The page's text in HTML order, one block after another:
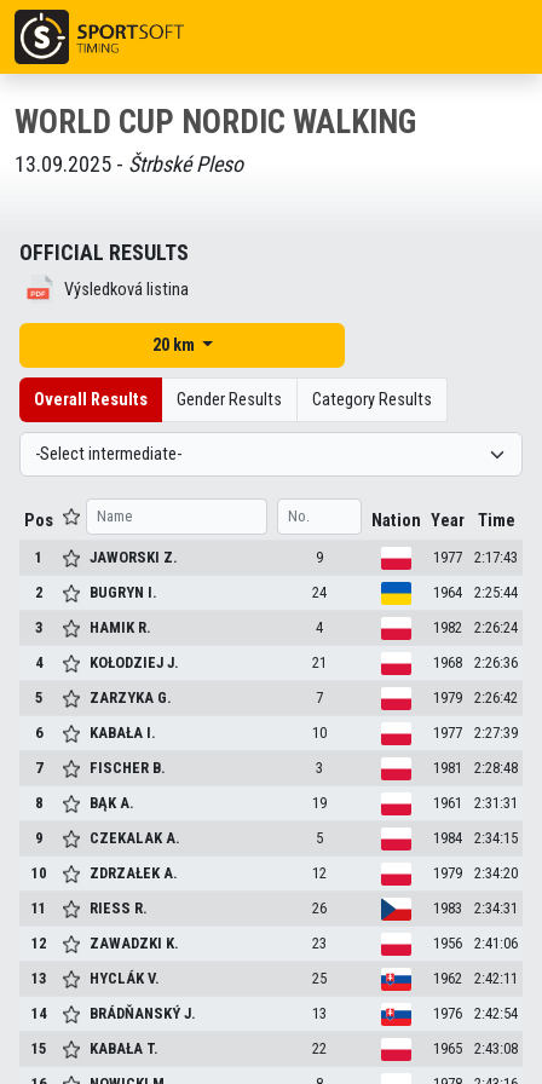
WORLD CUP NORDIC WALKING
13.09.2025 - Štrbské Pleso
OFFICIAL RESULTS
Výsledková listina
20 km
Overall Results Gender Results Category Results
Pos Nation Year Time
1 JAWORSKI Z. 9 1977
2:17:43
2
BUGRYN I. 24 1964
2:25:44
3
HAMIK R. 4 1982
2:26:24
4
KOŁODZIEJJ. 21 1968
2:26:36
5
ZARZYKA G. 7 1979
2:26:42
6
KABAŁA I. 10 1977
2:27:39
7
FISCHER B. 3 1981
2:28:48
8
BĄKA. 19 1961
2:31:31
9
CZEKALAKA. 5 1984
2:34:15
10
ZDRZAŁEKA. 12 1979
2:34:20
11
RIESS R. 26 1983
2:34:31
12
ZAWADZKI K. 23 1956
2:41:06
13
HYCLÁKV. 25 1962
2:42:11
14
BRÁDŇANSKÝJ. 13 1976
2:42:54
15
KABAŁA T. 22 1965
2:43:08